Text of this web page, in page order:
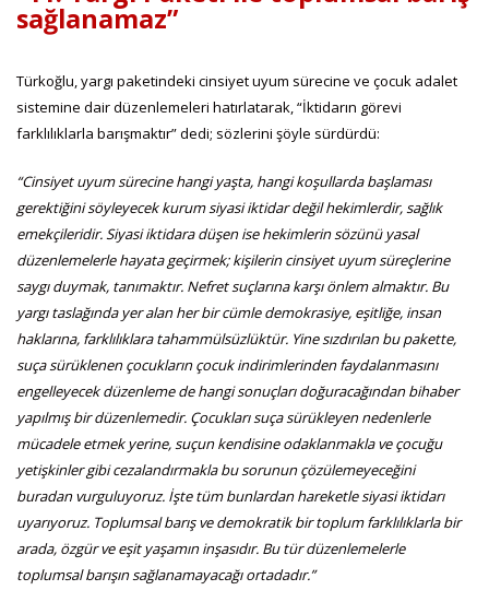
sağlanamaz”
Türkoğlu, yargı paketindeki cinsiyet uyum sürecine ve çocuk adalet
sistemine dair düzenlemeleri hatırlatarak, “İktidarın görevi
farklılıklarla barışmaktır” dedi; sözlerini şöyle sürdürdü:
“Cinsiyet uyum sürecine hangi yaşta, hangi koşullarda başlaması
gerektiğini söyleyecek kurum siyasi iktidar değil hekimlerdir, sağlık
emekçileridir. Siyasi iktidara düşen ise hekimlerin sözünü yasal
düzenlemelerle hayata geçirmek; kişilerin cinsiyet uyum süreçlerine
saygı duymak, tanımaktır. Nefret suçlarına karşı önlem almaktır. Bu
yargı taslağında yer alan her bir cümle demokrasiye, eşitliğe, insan
haklarına, farklılıklara tahammülsüzlüktür. Yine sızdırılan bu pakette,
suça sürüklenen çocukların çocuk indirimlerinden faydalanmasını
engelleyecek düzenleme de hangi sonuçları doğuracağından bihaber
yapılmış bir düzenlemedir. Çocukları suça sürükleyen nedenlerle
mücadele etmek yerine, suçun kendisine odaklanmakla ve çocuğu
yetişkinler gibi cezalandırmakla bu sorunun çözülemeyeceğini
buradan vurguluyoruz. İşte tüm bunlardan hareketle siyasi iktidarı
uyarıyoruz. Toplumsal barış ve demokratik bir toplum farklılıklarla bir
arada, özgür ve eşit yaşamın inşasıdır. Bu tür düzenlemelerle
toplumsal barışın sağlanamayacağı ortadadır.”